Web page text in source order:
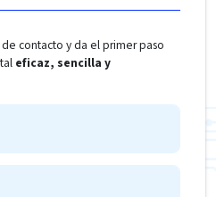
contacto y da el primer paso
eficaz, sencilla y